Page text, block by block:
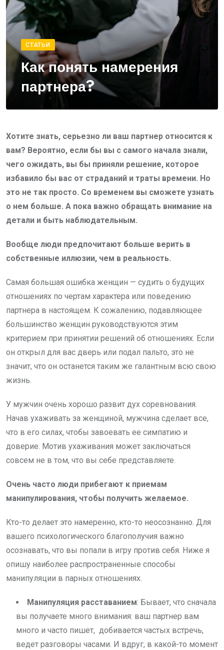
СТАТЬИ
Как понять намерения
партнера?
Хотите знать, серьезно ли ваш партнер относится к
вам? Вероятно, если бы вы с самого начала знали,
чего ожидать, вы бы приняли решение, которое
избавило бы вас от страданий и траты времени. Но
это не так просто. Со временем вы сможете узнать
о нем больше. А пока важно обращать внимание на
детали и быть наблюдательным.
Вообще люди предпочитают больше верить в
собственные иллюзии, чем в реальность.
Самая большая ошибка женщин — судить о будущих
отношениях по чертам характера или поведению
партнера в настоящем. К сожалению, подавляющее
большинство женщин руководствуются этим
критерием при принятии решений об отношениях. Если
он открыл для вас дверь или подал пальто, это не
значит, что он останется таким же галантным всю свою
жизнь.
У мужчин очень хорошо развит дух соревнования.
Начав ухаживать за женщиной, мужчина сделает все,
что в его силах, чтобы завоевать ее симпатию и
доверие. Мотив ухаживания может заключаться
совсем не в том, что вы себе представляете.
Очень часто люди прибегают к приемам
манипулирования, чтобы получить желаемое.
Кто-то делает это намеренно, кто-то неосознанно. Для
вашего психологического благополучия важно
осознавать, что вы попали в игру против себя. Ниже я
опишу наиболее распространенные способы
манипуляции в парных отношениях.
Манипуляция расставанием: Бывает, что сначала
вы получаете много внимания: ваш партнер вам
много и часто пишет, добивается частых встречь,
ведет разговоры часами. И вдруг, в какой-то момент